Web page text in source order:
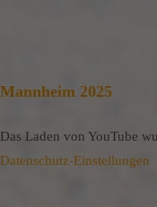
Mannheim 2025
Das Laden von YouTube
Datenschutz-Einstellungen